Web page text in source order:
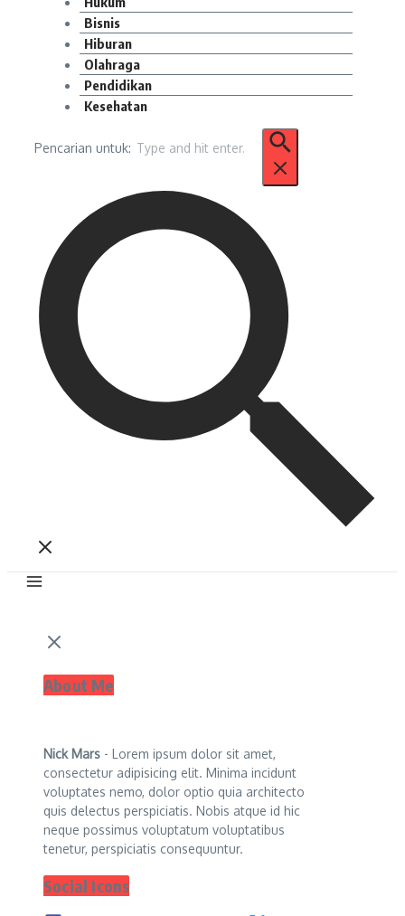
Bisnis
Hiburan
Olahraga
Pendidikan
Kesehatan
Pencarian untuk:
About Me
Nick Mars - Lorem ipsum dolor sit amet,
consectetur adipisicing elit. Minima incidunt
voluptates nemo, dolor optio quia architecto
quis delectus perspiciatis. Nobis atque id hic
neque possimus voluptatum voluptatibus
tenetur, perspiciatis consequuntur.
Social Icons